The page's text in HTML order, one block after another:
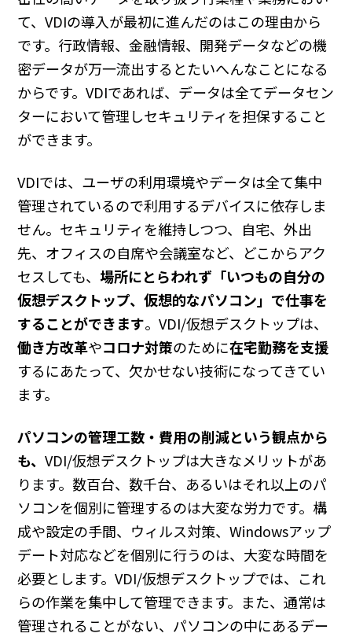
て、VDIの導入が最初に進んだのはこの理由から
です。行政情報、金融情報、開発データなどの機
密データが万一流出するとたいへんなことになる
からです。VDIであれば、データは全てデータセン
ターにおいて管理しセキュリティを担保すること
ができます。
VDIでは、ユーザの利用環境やデータは全て集中
管理されているので利用するデバイスに依存しま
せん。セキュリティを維持しつつ、自宅、外出
先、オフィスの自席や会議室など、どこからアク
セスしても、場所にとらわれず「いつもの自分の
仮想デスクトップ、仮想的なパソコン」で仕事を
することができます。VDI/仮想デスクトップは、
働き方改革やコロナ対策のために在宅勤務を支援
するにあたって、欠かせない技術になってきてい
ます。
パソコンの管理工数・費用の削減という観点から
も、VDI/仮想デスクトップは大きなメリットがあ
ります。数百台、数千台、あるいはそれ以上のパ
ソコンを個別に管理するのは大変な労力です。構
成や設定の手間、ウィルス対策、Windowsアップ
デート対応などを個別に行うのは、大変な時間を
必要とします。VDI/仮想デスクトップでは、これ
らの作業を集中して管理できます。また、通常は
管理されることがない、パソコンの中にあるデー